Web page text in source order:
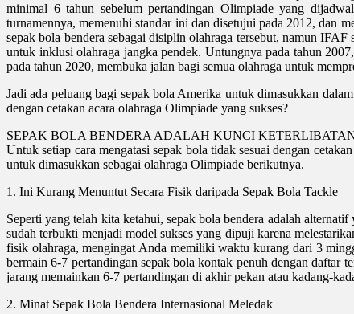
minimal 6 tahun sebelum pertandingan Olimpiade yang
turnamennya, memenuhi standar ini dan disetujui pada 2012, dan
sepak bola bendera sebagai disiplin olahraga tersebut, namun
untuk inklusi olahraga jangka pendek. Untungnya pada tahun
pada tahun 2020, membuka jalan bagi semua olahraga untuk
Jadi ada peluang bagi sepak bola Amerika untuk dimasukkan
dengan cetakan acara olahraga Olimpiade yang sukses?
SEPAK BOLA BENDERA ADALAH KUNCI
Untuk setiap cara mengatasi sepak bola tidak sesuai dengan
untuk dimasukkan sebagai olahraga Olimpiade berikutnya.
1. Ini Kurang Menuntut Secara Fisik daripada Sepak Bola Tackle
Seperti yang telah kita ketahui, sepak bola bendera adalah
sudah terbukti menjadi model sukses yang dipuji karena
fisik olahraga, mengingat Anda memiliki waktu kurang dari 3
bermain 6-7 pertandingan sepak bola kontak penuh dengan daftar
jarang memainkan 6-7 pertandingan di akhir pekan atau kadang-
2. Minat Sepak Bola Bendera Internasional Meledak